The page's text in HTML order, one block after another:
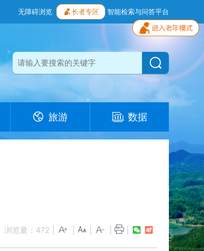
无障碍浏览 长者专区 智能检索与问答平台
旅游 数据
浏览量： 472